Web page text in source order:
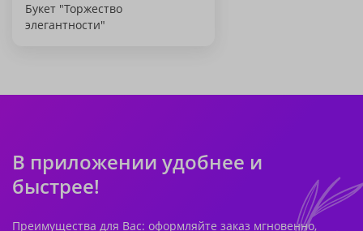
Букет "Торжество
элегантности"
В приложении удобнее и
быстрее!
Преимущества для Вас: оформляйте заказ мгновенно,